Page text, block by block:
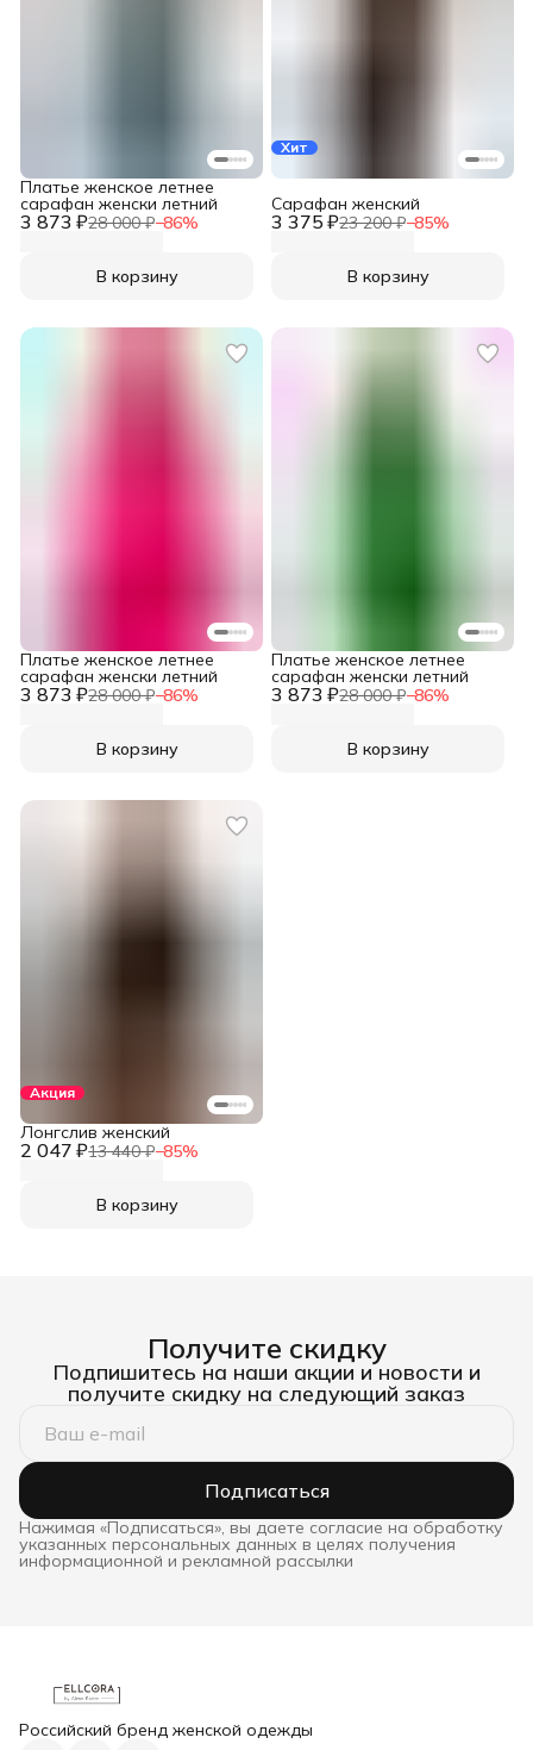
3 873 ₽28 000 ₽−86%
Платье женское летнее
сарафан женски летний
В корзину
Хит
3 375 ₽23 200 ₽−85%
Сарафан женский
В корзину
3 873 ₽28 000 ₽−86%
Платье женское летнее
сарафан женски летний
В корзину
3 873 ₽28 000 ₽−86%
Платье женское летнее
сарафан женски летний
В корзину
Акция
2 047 ₽13 440 ₽−85%
Лонгслив женский
В корзину
Получите скидку
Подпишитесь на наши акции и новости и
получите скидку на следующий заказ
Подписаться
Нажимая «Подписаться», вы даете согласие на обработку
указанных персональных данных в целях получения
информационной и рекламной рассылки
Российский бренд женской одежды